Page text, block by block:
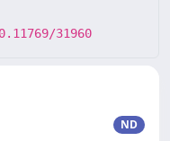
31960
ND